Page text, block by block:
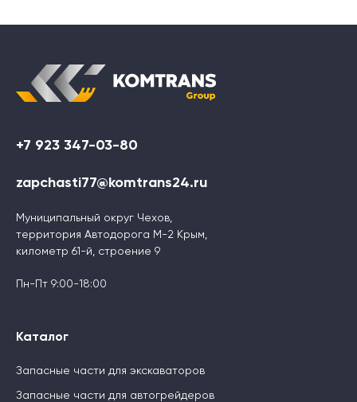
+7 923 347-03-80
zapchasti77@komtrans24.ru
Муниципальный округ Чехов,
территория Автодорога М-2 Крым,
километр 61-й, строение 9
Пн-Пт 9:00-18:00
Каталог
Запасные части для экскаваторов
Запасные части для автогрейдеров